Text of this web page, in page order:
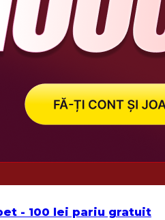
- 100 lei pariu gratuit